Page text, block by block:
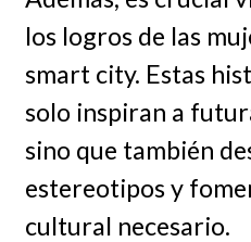
los logros de las
smart city. Estas
solo inspiran a
sino que también
estereotipos y
cultural necesario.